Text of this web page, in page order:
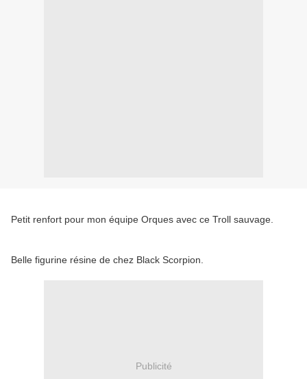
Petit renfort pour mon équipe Orques avec ce Troll sauvage.
Belle figurine résine de chez Black Scorpion.
Publicité